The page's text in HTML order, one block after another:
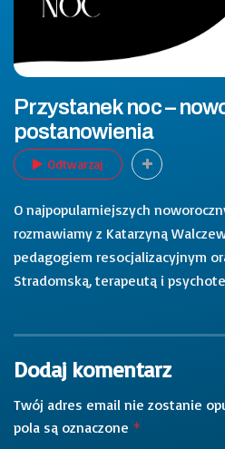
Przystanek noc –
postanowienia
Odtwarzaj
O najpopularniejszych
rozmawiamy z Katarzyną
pedagogiem resocjalizacyjnym
Stradomską, terapeutą i
Dodaj komentarz
Twój adres email nie zostanie
pola są oznaczone *